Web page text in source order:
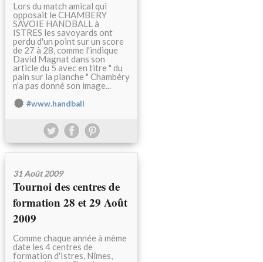
Lors du match amical qui
opposait le CHAMBERY
SAVOIE HANDBALL à
ISTRES les savoyards ont
perdu d'un point sur un score
de 27 à 28, comme l'indique
David Magnat dans son
article du 5 avec en titre " du
pain sur la planche " Chambéry
n'a pas donné son image...
#www.handball
31 Août 2009
Tournoi des centres de
formation 28 et 29 Août
2009
Comme chaque année à mème
date les 4 centres de
formation d'Istres, Nîmes,